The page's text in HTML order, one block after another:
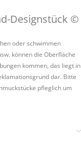
Designstück ©
oder schwimmen
können die Oberfläche
kommen, das liegt in
dar. Bitte
pfleglich um